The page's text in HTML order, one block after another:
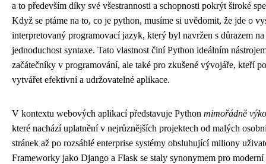
a to především díky své všestrannosti a schopnosti pokrýt široké
Když se ptáme na to, co je python, musíme si uvědomit, že jde o
interpretovaný programovací jazyk, který byl navržen s důrazem
jednoduchost syntaxe. Tato vlastnost činí Python ideálním
začátečníky v programování, ale také pro zkušené vývojáře, kteří
vytvářet efektivní a udržovatelné aplikace.
V kontextu webových aplikací představuje Python mimořádně
které nachází uplatnění v nejrůznějších projektech od malých
stránek až po rozsáhlé enterprise systémy obsluhující miliony
Frameworky jako Django a Flask se staly synonymem pro